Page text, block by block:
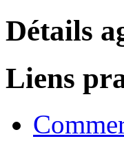
Détails
Liens